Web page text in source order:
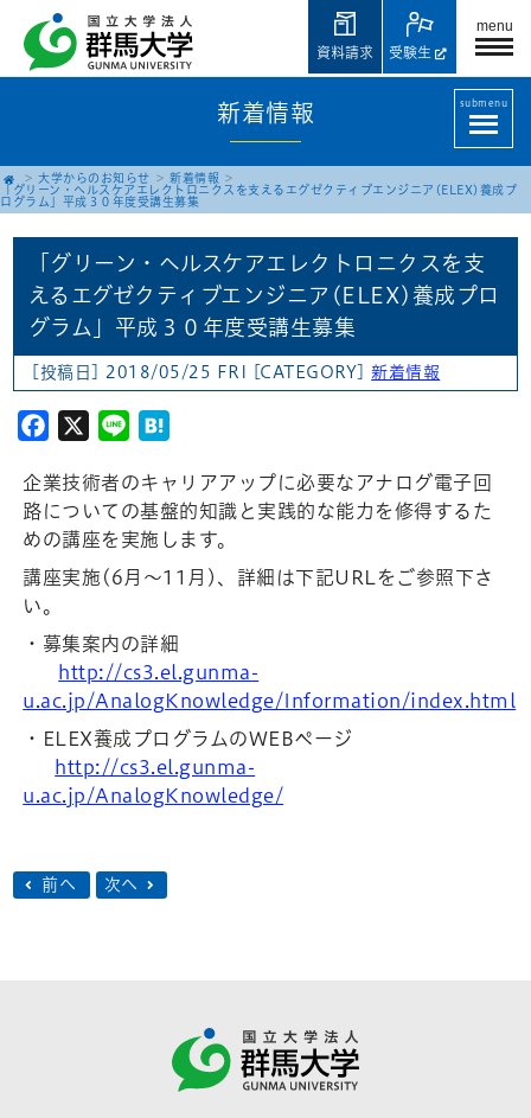
menu
受験生
資料請求
新着情報 submenu
大学からのお知らせ
新着情報
「グリーン・ヘルスケアエレクトロニクスを支えるエグゼクティブエンジニア(ELEX)養成プ
ログラム」平成３０年度受講生募集
「グリーン・ヘルスケアエレクトロニクスを支
えるエグゼクティブエンジニア(ELEX)養成プロ
グラム」平成３０年度受講生募集
[投稿日] 2018/05/25 FRI [CATEGORY]新着情報
Facebook
X Line
企業技術者のキャリアアップに必要なアナログ電子回
路についての基盤的知識と実践的な能力を修得するた
めの講座を実施します。
講座実施(6月～11月)、詳細は下記URLをご参照下さ
い。
・募集案内の詳細
http://cs3.el.gunma-
u.ac.jp/AnalogKnowledge/Information/index.html
・ELEX養成プログラムのWEBページ
http://cs3.el.gunma-
u.ac.jp/AnalogKnowledge/
前へ 次へ